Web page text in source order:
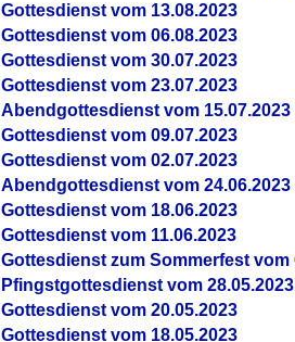
Gottesdienst vom 13.08.2023
Gottesdienst vom 06.08.2023
Gottesdienst vom 30.07.2023
Gottesdienst vom 23.07.2023
Abendgottesdienst vom 15.07.2023
Gottesdienst vom 09.07.2023
Gottesdienst vom 02.07.2023
Abendgottesdienst vom 24.06.2023
Gottesdienst vom 18.06.2023
Gottesdienst vom 11.06.2023
Gottesdienst zum Sommerfest vom
Pfingstgottesdienst vom 28.05.2023
Gottesdienst vom 20.05.2023
Gottesdienst vom 18.05.2023